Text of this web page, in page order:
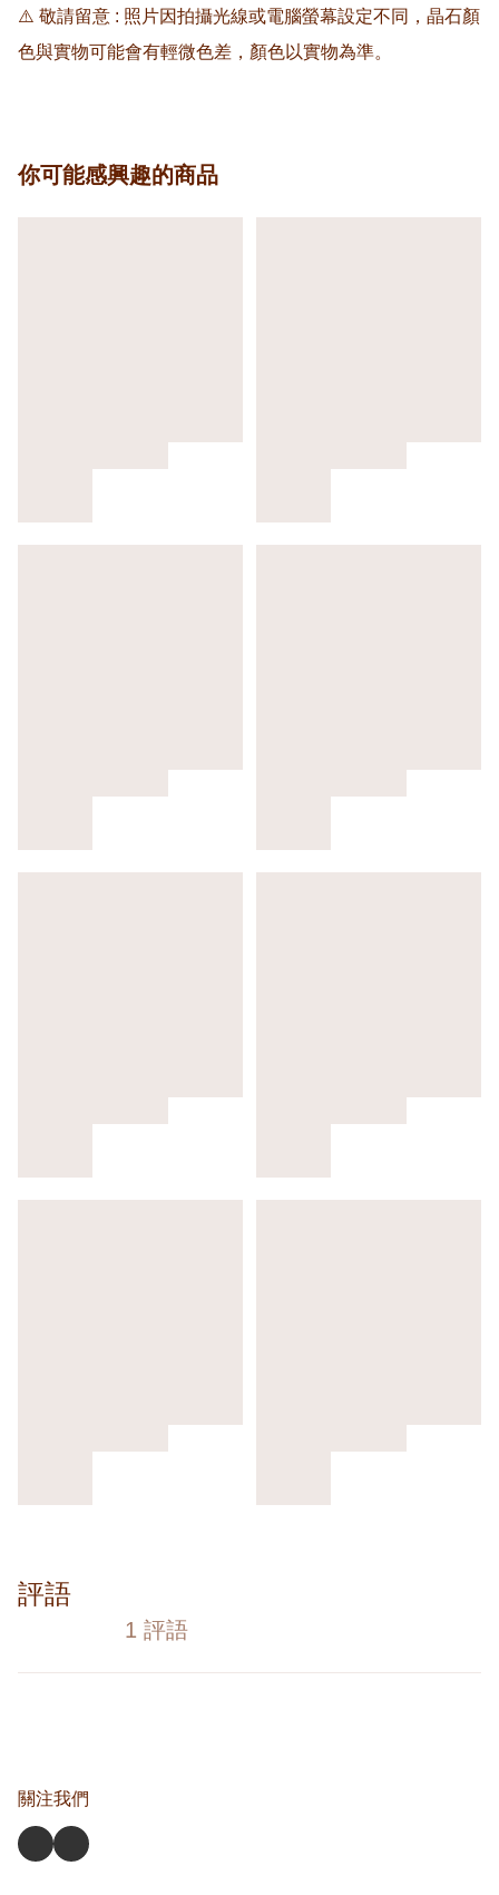
⚠️ 敬請留意 : 照片因拍攝光線或電腦螢幕設定不同，晶石顏
色與實物可能會有輕微色差，顏色以實物為準。
你可能感興趣的商品
評語
1 評語
關注我們